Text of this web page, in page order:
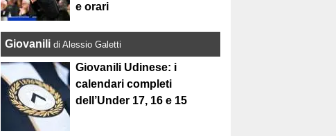
e orari
Giovanili di Alessio Galetti
Giovanili Udinese: i
calendari completi
dell’Under 17, 16 e 15